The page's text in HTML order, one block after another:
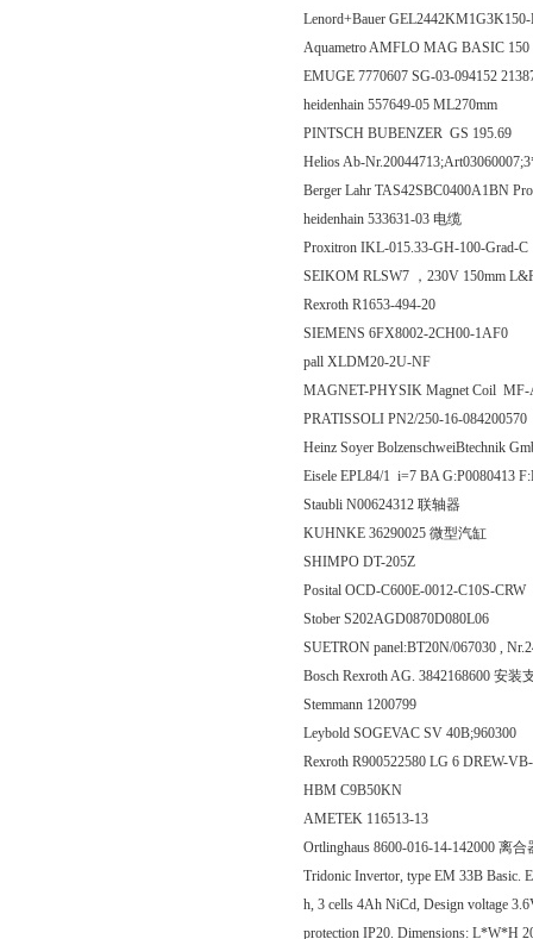
Lenord+Bauer
Aquametro AMFLO MAG BASIC 150
EMUGE 7770607 SG-03-094152
heidenhain 557649-05 ML270mm
PINTSCH BUBENZER GS 195.69
Helios Ab-
Berger Lahr TAS42SBC0400A1BN
heidenhain 533631-03 电缆
Proxitron IKL-015.33-GH-100-Grad-C
SEIKOM RLSW7 ，230V 150mm
Rexroth R1653-494-20
SIEMENS 6FX8002-2CH00-1AF0
pall XLDM20-2U-NF
MAGNET-PHYSIK Magnet Coil MF-
PRATISSOLI PN2/250-16-084200570
Heinz Soyer BolzenschweiBtechnik
Eisele EPL84/1 i=7 BA G:P0080413
Staubli N00624312 联轴器
KUHNKE 36290025 微型汽缸
SHIMPO DT-205Z
Posital OCD-C600E-0012-C10S-CRW
Stober S202AGD0870D080L06
SUETRON panel:BT20N/067030 ,
Bosch Rexroth AG. 3842168600 安装
Stemmann 1200799
Leybold SOGEVAC SV 40B;960300
Rexroth R900522580 LG 6 DREW-
HBM C9B50KN
AMETEK 116513-13
Ortlinghaus 8600-016-14-142000 离合
Tridonic Invertor, type EM 33B Basic.
h, 3 cells 4Ah NiCd, Design voltage
protection IP20. Dimensions: L*W*H